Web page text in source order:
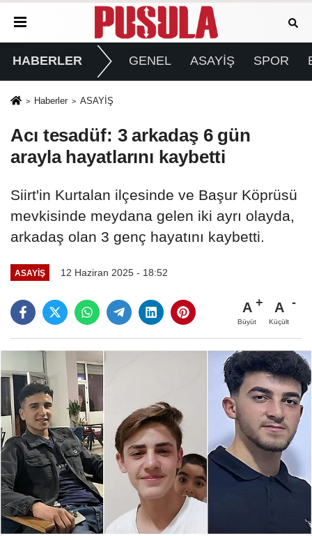
HABERLER GENEL ASAYİŞ SPOR
Haberler ASAYİŞ
Acı tesadüf: 3 arkadaş 6 gün
arayla hayatlarını kaybetti
Siirt'in Kurtalan ilçesinde ve Başur Köprüsü
mevkisinde meydana gelen iki ayrı olayda,
arkadaş olan 3 genç hayatını kaybetti.
ASAYİŞ 12 Haziran 2025 - 18:52
A
Büyüt
A
Küçült